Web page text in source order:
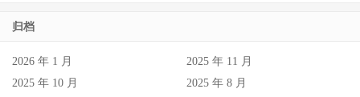
归档
2026 年 1 月
2025 年 11 月
2025 年 10 月
2025 年 8 月